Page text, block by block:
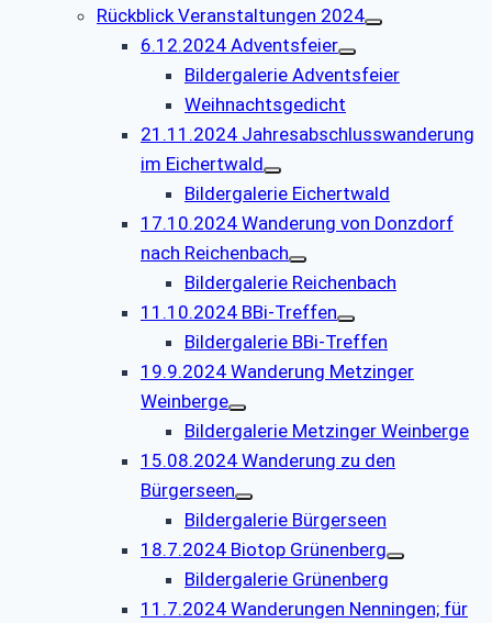
Rückblick Veranstaltungen 2024
6.12.2024 Adventsfeier
Bildergalerie Adventsfeier
Weihnachtsgedicht
21.11.2024 Jahresabschlusswanderung
im Eichertwald
Bildergalerie Eichertwald
17.10.2024 Wanderung von Donzdorf
nach Reichenbach
Bildergalerie Reichenbach
11.10.2024 BBi-Treffen
Bildergalerie BBi-Treffen
19.9.2024 Wanderung Metzinger
Weinberge
Bildergalerie Metzinger Weinberge
15.08.2024 Wanderung zu den
Bürgerseen
Bildergalerie Bürgerseen
18.7.2024 Biotop Grünenberg
Bildergalerie Grünenberg
11.7.2024 Wanderungen Nenningen; für